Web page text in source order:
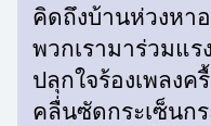
คิดถึงบ้านห่วงหา
พวกเรามาร่วมแร
ปลุกใจร้องเพลงค
คลื่นซัดกระเซ็นก